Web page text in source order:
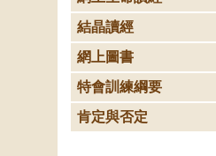
結晶讀經
網上圖書
特會訓練綱要
肯定與否定